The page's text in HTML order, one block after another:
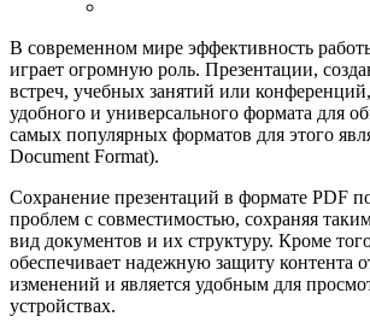
В современном мире эффективность
играет огромную роль. Презентации,
встреч, учебных занятий или
удобного и универсального формата для
самых популярных форматов для этого
Document Format).
Сохранение презентаций в формате PDF
проблем с совместимостью, сохраняя
вид документов и их структуру. Кроме
обеспечивает надежную защиту контента
изменений и является удобным для
устройствах.